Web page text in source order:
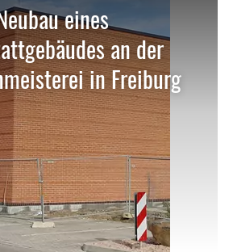
eines
an der
in Freiburg